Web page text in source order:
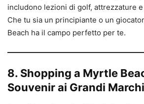
includono lezioni di golf, attrezzature
Che tu sia un principiante o un
Beach ha il campo perfetto per te.
8. Shopping a Myrtle
Souvenir ai Grandi Marchi